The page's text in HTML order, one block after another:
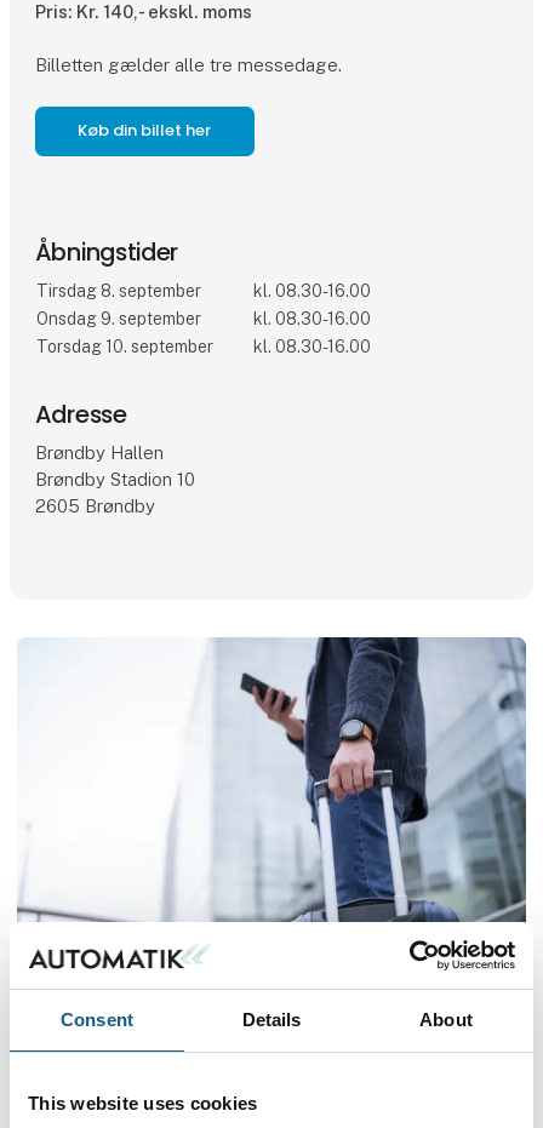
Consent Details About
This website uses cookies
Pris: Kr. 140,- ekskl. moms
Billetten gælder alle tre messedage.
Køb din billet her
Åbningstider
Tirsdag 8. september
kl. 08.30-16.00
Onsdag 9. september
kl. 08.30-16.00
Torsdag 10. september
kl. 08.30-16.00
Adresse
Brøndby Hallen
Brøndby Stadion 10
2605 Brøndby
Praktisk info